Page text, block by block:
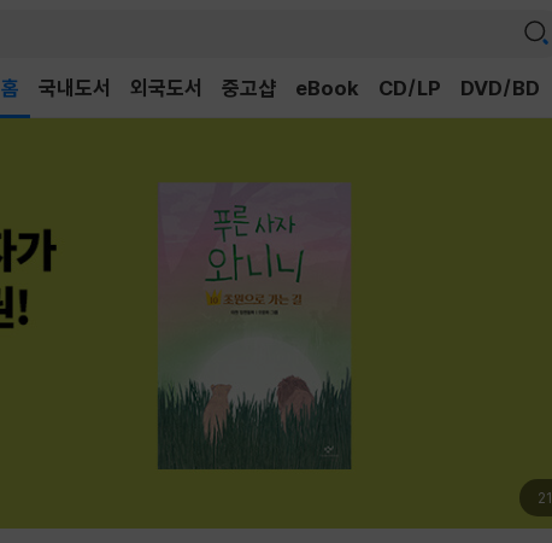
홈 국내도서 외국도서 중고샵 eBook CD/LP DVD/BD
21